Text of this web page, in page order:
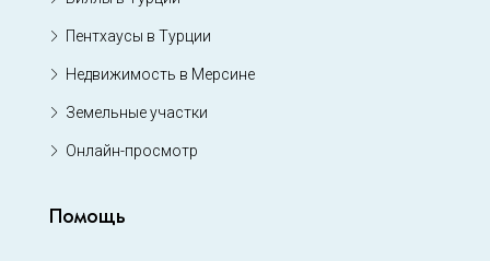
Пентхаусы в Турции
Недвижимость в Мерсине
Земельные участки
Онлайн-просмотр
Помощь